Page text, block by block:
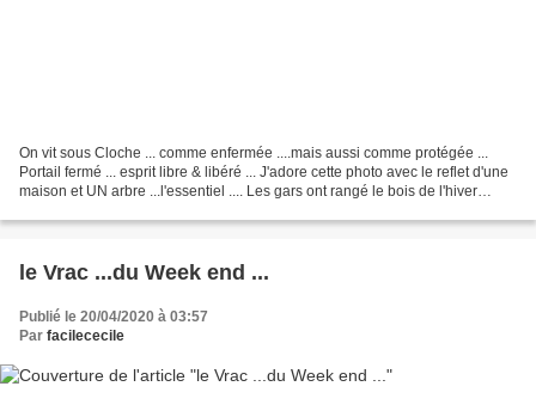
On vit sous Cloche ... comme enfermée ....mais aussi comme protégée ...
Portail fermé ... esprit libre & libéré ... J'adore cette photo avec le reflet d'une
maison et UN arbre ...l'essentiel .... Les gars ont rangé le bois de l'hiver
le Vrac ...du Week end ...
Publié le 20/04/2020 à 03:57
Par facilececile